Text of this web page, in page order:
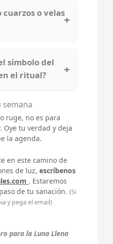
o velas
símbolo del
el ritual?
ruge, no es para
Oye tu verdad y deja
la agenda.
en este camino de
de luz, escríbenos
. Estaremos
de tu sanación. (Si
y pega el email)
para la Luna Llena